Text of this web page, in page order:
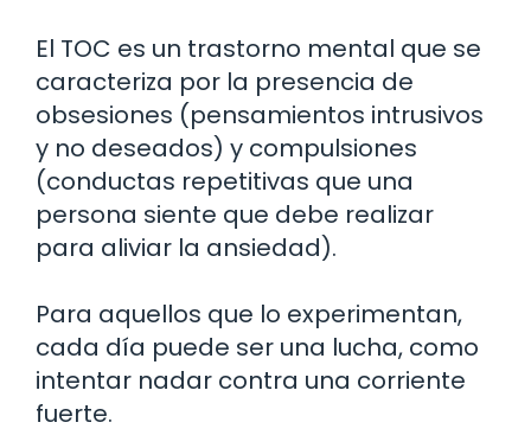
El TOC es un trastorno mental que se
caracteriza por la presencia de
obsesiones (pensamientos intrusivos
y no deseados) y compulsiones
(conductas repetitivas que una
persona siente que debe realizar
para aliviar la ansiedad).
Para aquellos que lo experimentan,
cada día puede ser una lucha, como
intentar nadar contra una corriente
fuerte.